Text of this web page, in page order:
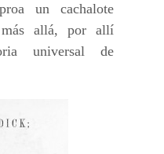
un cachalote
allá, por allí
universal de